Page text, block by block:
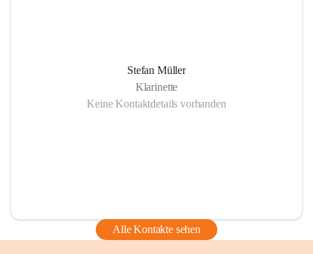
Stefan Müller
Klarinette
Keine Kontaktdetails vorhanden
Alle Kontakte sehen